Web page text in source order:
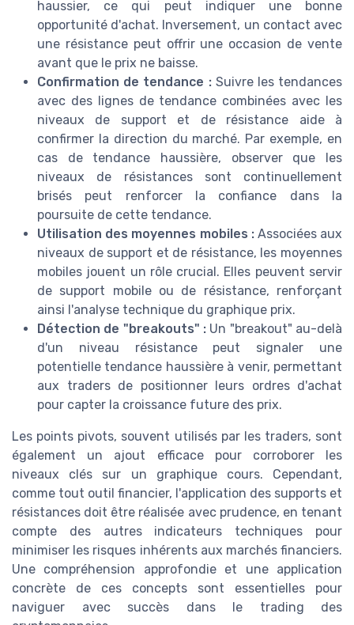
haussier, ce qui peut indiquer une bonne
opportunité d'achat. Inversement, un contact avec
une résistance peut offrir une occasion de vente
avant que le prix ne baisse.
Confirmation de tendance :Suivre les tendances
avec des lignes de tendance combinées avec les
niveaux de support et de résistance aide à
confirmer la direction du marché. Par exemple, en
cas de tendance haussière, observer que les
niveaux de résistances sont continuellement
brisés peut renforcer la confiance dans la
poursuite de cette tendance.
Utilisation des moyennes mobiles :Associées aux
niveaux de support et de résistance, les moyennes
mobiles jouent un rôle crucial. Elles peuvent servir
de support mobile ou de résistance, renforçant
ainsi l'analyse technique du graphique prix.
Détection de "breakouts" : Un "breakout" au-delà
d'un niveau résistance peut signaler une
potentielle tendance haussière à venir, permettant
aux traders de positionner leurs ordres d'achat
pour capter la croissance future des prix.
Les points pivots, souvent utilisés par les traders, sont
également un ajout efficace pour corroborer les
niveaux clés sur un graphique cours. Cependant,
comme tout outil financier, l'application des supports et
résistances doit être réalisée avec prudence, en tenant
compte des autres indicateurs techniques pour
minimiser les risques inhérents aux marchés financiers.
Une compréhension approfondie et une application
concrète de ces concepts sont essentielles pour
naviguer avec succès dans le trading des